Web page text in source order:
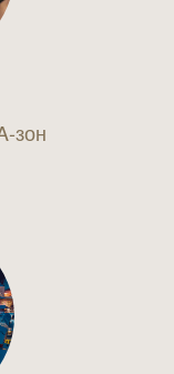
зон